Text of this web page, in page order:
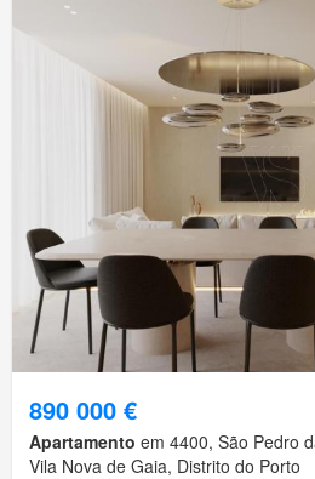
890 000 €
Apartamento em 4400, São Pedro
Vila Nova de Gaia, Distrito do Porto